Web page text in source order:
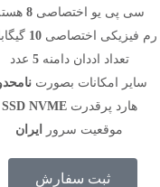
سی پی یو اختصاصی8
رم فیزیکی اختصاصی 10
تعداد اددان دامنه5 عدد
سایر امکانات بصورت
هارد پرقدرتSSD NVME
موقعیت سرور
ایران
ثبت سفارش